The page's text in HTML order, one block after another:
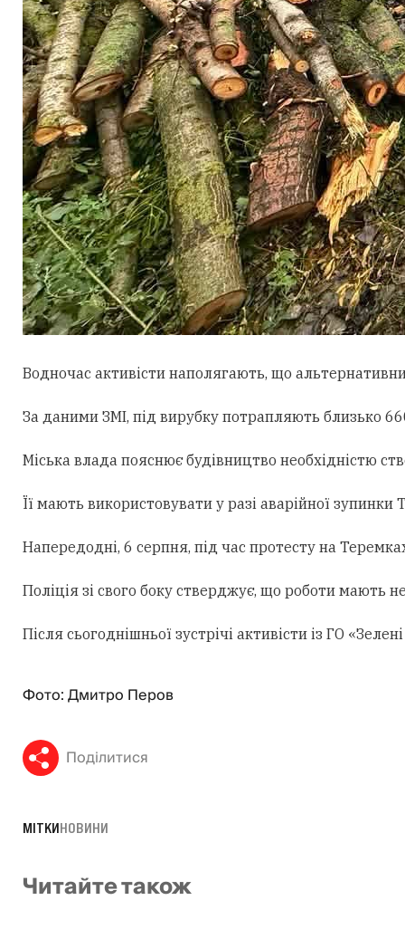
Водночас активісти наполягають, що
За даними ЗМІ, під вирубку потрапляють близько
Міська влада пояснює будівництво необхідністю
Її мають використовувати у разі аварійної
Напередодні, 6 серпня, під час протесту на
Поліція зі свого боку стверджує, що роботи мають
Після сьогоднішньої зустрічі активісти із ГО
Фото: Дмитро Перов
Поділитися
МІТКИНОВИНИ
Читайте також